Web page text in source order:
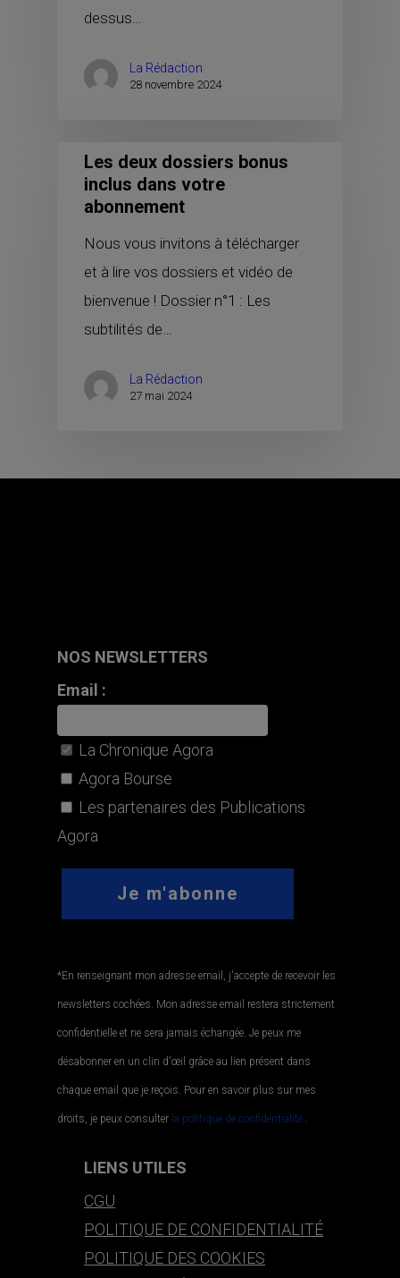
dessus…
La Rédaction
28 novembre 2024
Les deux dossiers bonus
inclus dans votre
abonnement
Nous vous invitons à télécharger
et à lire vos dossiers et vidéo de
bienvenue ! Dossier n°1 : Les
subtilités de…
La Rédaction
27 mai 2024
NOS NEWSLETTERS
Email :
La Chronique Agora
Agora Bourse
Les partenaires des Publications
Agora
*En renseignant mon adresse email, j'accepte de recevoir les
newsletters cochées. Mon adresse email restera strictement
confidentielle et ne sera jamais échangée. Je peux me
désabonner en un clin d'œil grâce au lien présent dans
chaque email que je reçois. Pour en savoir plus sur mes
droits, je peux consulter la politique de confidentialité..
LIENS UTILES
CGU
POLITIQUE DE CONFIDENTIALITÉ
POLITIQUE DES COOKIES